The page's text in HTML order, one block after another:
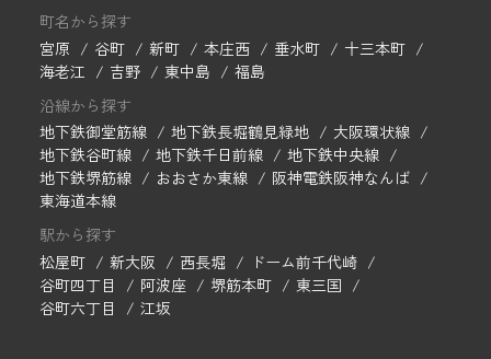
町名から探す
宮原
谷町 新町 本庄西 垂水町
十三本町
海老江
吉野 東中島
福島
沿線から探す
地下鉄御堂筋線
地下鉄長堀鶴見緑地
大阪環状線
地下鉄谷町線
地下鉄千日前線
地下鉄中央線
地下鉄堺筋線
おおさか東線
阪神電鉄阪神なんば
東海道本線
駅から探す
松屋町
新大阪 西長堀
ドーム前千代崎
谷町四丁目
阿波座 堺筋本町
東三国
谷町六丁目
江坂